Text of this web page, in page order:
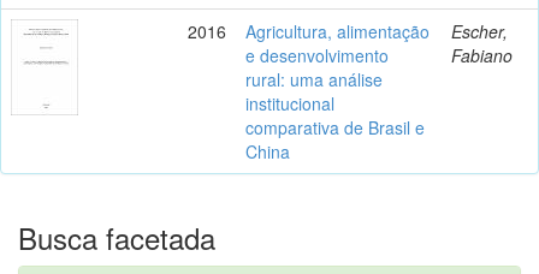
2016
Agricultura, alimentação
e desenvolvimento
rural: uma análise
institucional
comparativa de Brasil e
China
Escher,
Fabiano
Busca facetada